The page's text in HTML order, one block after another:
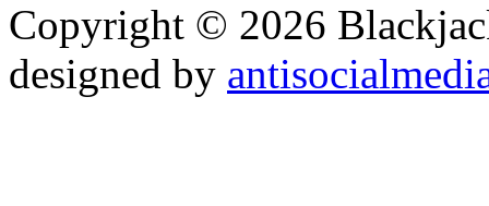
Copyright © 2026
designed by